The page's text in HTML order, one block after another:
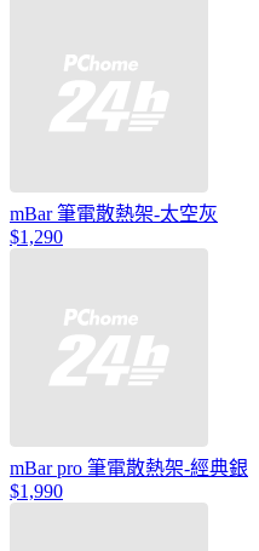
mBar 筆電散熱架-太空灰
$1,290
mBar pro 筆電散熱架-經典銀
$1,990